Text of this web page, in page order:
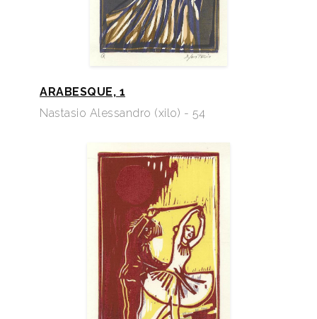
ARABESQUE, 1
Nastasio Alessandro (xilo) - 54